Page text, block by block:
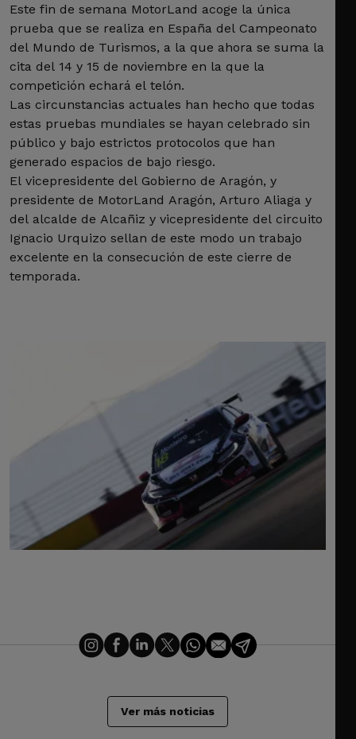
Este fin de semana MotorLand acoge la única
prueba que se realiza en España del Campeonato
del Mundo de Turismos, a la que ahora se suma la
cita del 14 y 15 de noviembre en la que la
competición echará el telón.
Las circunstancias actuales han hecho que todas
estas pruebas mundiales se hayan celebrado sin
público y bajo estrictos protocolos que han
generado espacios de bajo riesgo.
El vicepresidente del Gobierno de Aragón, y
presidente de MotorLand Aragón, Arturo Aliaga y
del alcalde de Alcañiz y vicepresidente del circuito
Ignacio Urquizo sellan de este modo un trabajo
excelente en la consecución de este cierre de
temporada.
Ver más noticias